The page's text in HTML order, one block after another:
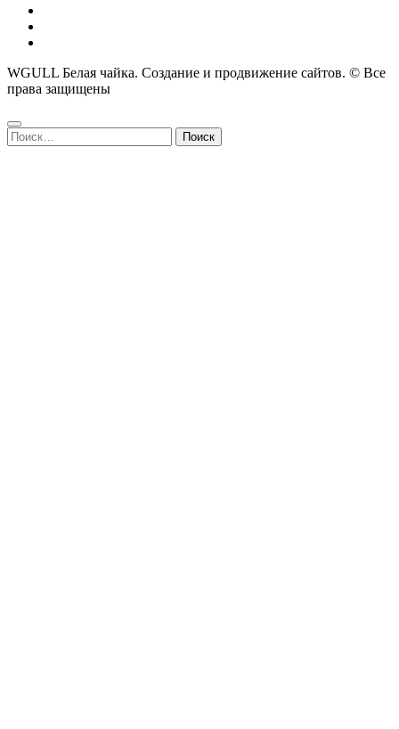
WGULL Белая чайка. Создание и продвижение сайтов. © Все
права защищены
Найти: